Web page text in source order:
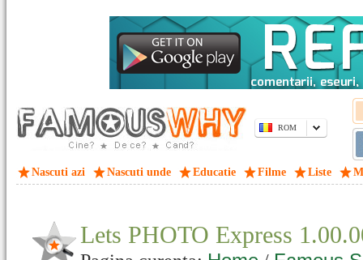
ROM
Nascuti azi Nascuti unde Educatie Filme Liste
Lets PHOTO Express